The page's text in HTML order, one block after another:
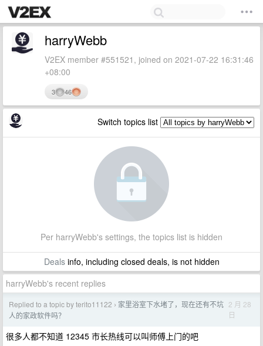
harryWebb
V2EX member #551521, joined on 2021-07-22 16:31:46
+08:00
3 46
Switch topics list
Per harryWebb's settings, the topics list is hidden
Dealsinfo, including closed deals, is not hidden
harryWebb's recent replies
Replied to a topic by terito11122 › 家里浴室下水堵了，现在还有不坑
人的家政软件吗？
2 月 28
日
很多人都不知道 12345 市长热线可以叫师傅上门的吧